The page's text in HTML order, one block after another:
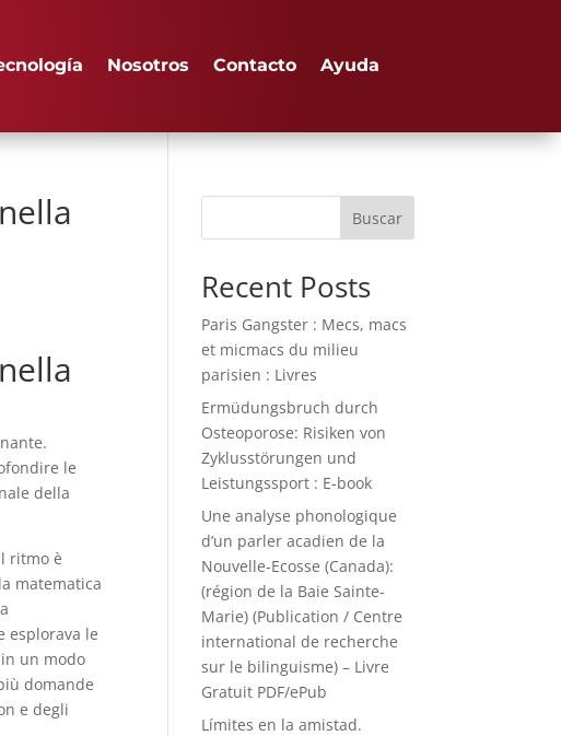
Nosotros Contacto Ayuda
le
della
ritmo è
matematica
esplorava le
un modo
domande
e degli
Buscar
Recent Posts
Paris Gangster : Mecs, macs
et micmacs du milieu
parisien : Livres
Ermüdungsbruch durch
Osteoporose: Risiken von
Zyklusstörungen und
Leistungssport : E-book
Une analyse phonologique
d’un parler acadien de la
Nouvelle-Ecosse (Canada):
(région de la Baie Sainte-
Marie) (Publication / Centre
international de recherche
sur le bilinguisme) – Livre
Gratuit PDF/ePub
Límites en la amistad.